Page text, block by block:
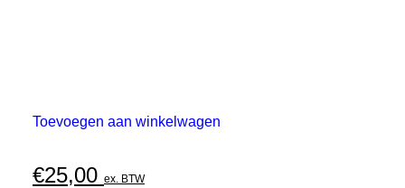
Toevoegen aan winkelwagen
€25,00 ex. BTW